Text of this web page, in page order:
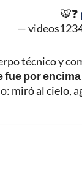
🐯❓
—
técnico y
fue por
miró al cielo,